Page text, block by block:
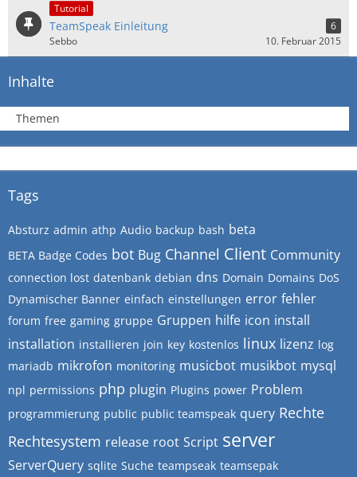
Tutorial
TeamSpeak Einleitung
6
Sebbo
10. Februar 2015
Inhalte
Themen
Tags
Absturz admin athp Audio backup bash beta
BETA Badge Codes bot Bug Channel Client Community
connection lost datenbank debian dns Domain Domains DoS
Dynamischer Banner einfach einstellungen error fehler
forum free gaming gruppe Gruppen hilfe icon install
installation installieren join key kostenlos linux lizenz log
mariadb mikrofon monitoring musicbot musikbot mysql
npl permissions php plugin Plugins power Problem
programmierung public public teamspeak query Rechte
Rechtesystem release root Script server
ServerQuery sqlite Suche teampseak teamsepak